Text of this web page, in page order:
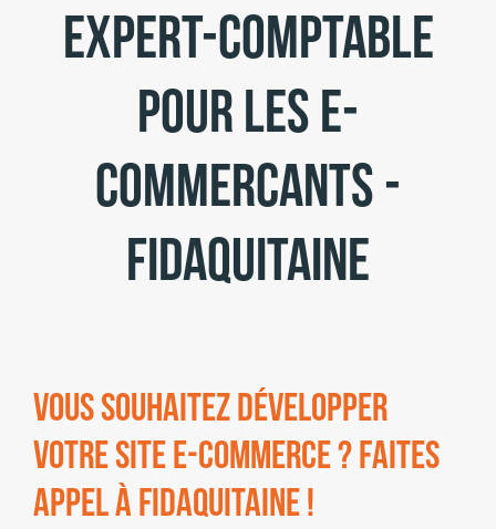
Expert-Comptable
pour les e-
commercants -
Fidaquitaine
Vous souhaitez développer
votre site e-commerce ? Faites
appel à fidaquitaine !